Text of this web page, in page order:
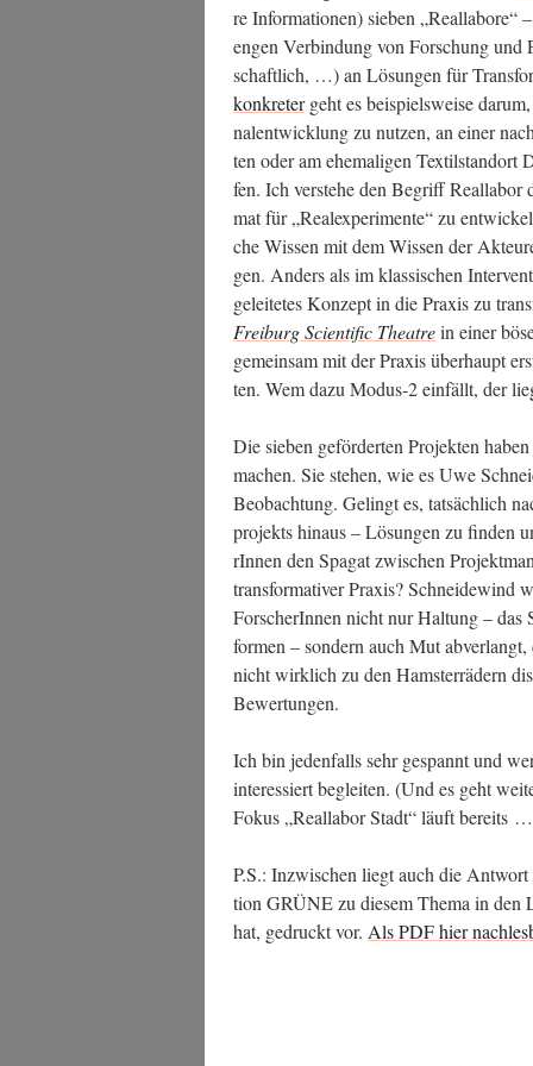
re Infor­ma­tio­nen) sie­ben „Real­la­bo­re“
engen Ver­bin­dung von For­schung
schaft­lich, …) an Lösun­gen für
kon­kre­tergeht es bei­spiels­wei­se
nal­ent­wick­lung zu nut­zen, an einer
ten oder am ehe­ma­li­gen
fen. Ich ver­ste­he den Begriff Real­la­bor
mat für „Real­ex­pe­ri­men­te“ zu
che Wis­sen mit dem Wis­sen der
gen. Anders als im klas­si­schen
ge­lei­te­tes Kon­zept in die Pra­xis zu
Frei­burg Sci­en­ti­fic Theat­rein einer
gemein­sam mit der Pra­xis über­haupt
ten. Wem dazu Modus‑2 ein­fällt, der
Die sie­ben geför­der­ten Pro­jek­ten
machen. Sie ste­hen, wie es Uwe
Beob­ach­tung. Gelingt es, tat­säch­lich
pro­jekts hin­aus – Lösun­gen zu fin­den
rIn­nen den Spa­gat zwi­schen
trans­for­ma­ti­ver Pra­xis? Schnei­de­wind
For­sche­rIn­nen nicht nur Hal­tung – das
for­men – son­dern auch Mut
nicht wirk­lich zu den Hams­ter­rä­dern
Bewertungen.
Ich bin jeden­falls sehr gespannt und
inter­es­siert beglei­ten. (Und es geht
Fokus „Real­la­bor Stadt“ läuft bereits
P.S.: Inzwi­schen liegt auch die
ti­on GRÜNE zu die­sem The­ma in den
hat, gedruckt vor. Als PDF hier